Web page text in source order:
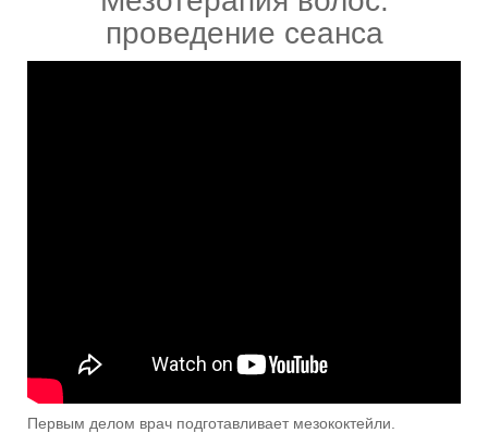
проведение сеанса
Первым делом врач подготавливает мезококтейли.